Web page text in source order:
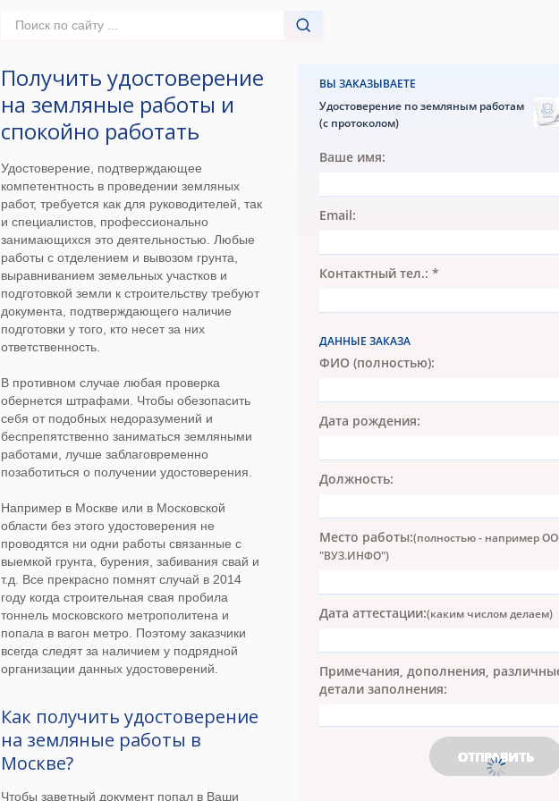
Ваше имя:
Email:
Контактный тел.: *
ДАННЫЕ ЗАКАЗА
ФИО (полностью):
Дата рождения:
Должность:
Место работы:(полностью - например
"ВУЗ.ИНФО")
Дата аттестации:(каким числом делаем)
Примечания, дополнения,
детали заполнения:
ВЫ ЗАКАЗЫВАЕТЕ
Удостоверение по земляным работам
(с протоколом)
Получить удостоверение
на земляные работы и
спокойно работать
Удостоверение, подтверждающее
компетентность в проведении земляных
работ, требуется как для руководителей, так
и специалистов, профессионально
занимающихся это деятельностью. Любые
работы с отделением и вывозом грунта,
выравниванием земельных участков и
подготовкой земли к строительству требуют
документа, подтверждающего наличие
подготовки у того, кто несет за них
ответственность.
В противном случае любая проверка
обернется штрафами. Чтобы обезопасить
себя от подобных недоразумений и
беспрепятственно заниматься земляными
работами, лучше заблаговременно
позаботиться о получении удостоверения.
Например в Москве или в Московской
области без этого удостоверения не
проводятся ни одни работы связанные с
выемкой грунта, бурения, забивания свай и
т.д. Все прекрасно помнят случай в 2014
году когда строительная свая пробила
тоннель московского метрополитена и
попала в вагон метро. Поэтому заказчики
всегда следят за наличием у подрядной
организации данных удостоверений.
Как получить удостоверение
на земляные работы в
Москве?
Чтобы заветный документ попал в Ваши